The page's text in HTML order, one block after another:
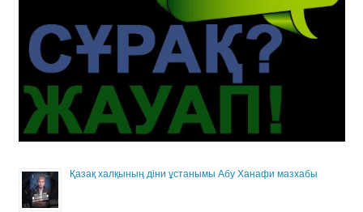
Қазақ халқының діни ұстанымы Абу Ханафи мазхабы